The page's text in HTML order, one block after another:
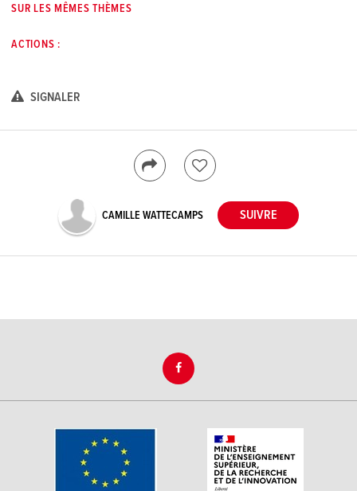
SUR LES MÊMES THÈMES
ACTIONS :
SIGNALER
CAMILLE WATTECAMPS